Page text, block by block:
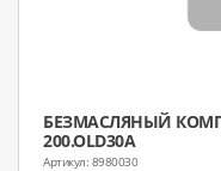
БЕЗМАСЛЯНЫЙ
200.OLD30A
8980030